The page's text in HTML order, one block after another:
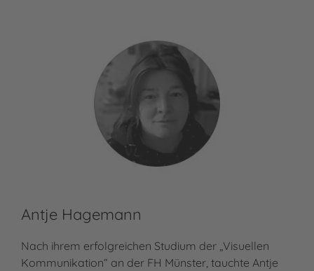
Antje Hagemann
Nach ihrem erfolgreichen Studium der „Visuellen
Kommunikation“ an der FH Münster, tauchte Antje